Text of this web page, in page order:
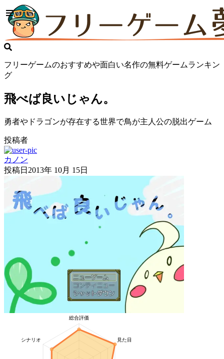
フリーゲームのおすすめや面白い名作の無料ゲームランキン
グ
飛べば良いじゃん。
勇者やドラゴンが存在する世界で鳥が主人公の脱出ゲーム
投稿者
カノン
投稿日 2013年 10月 15日